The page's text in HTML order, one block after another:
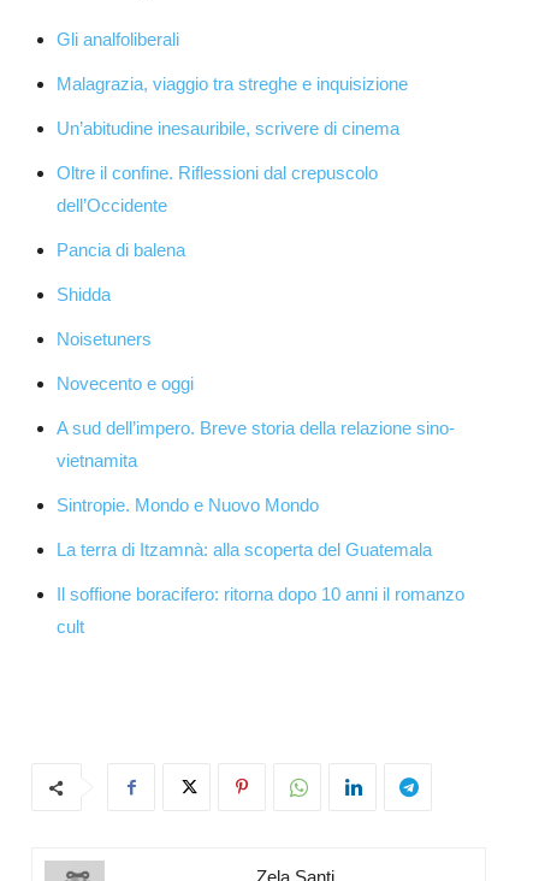
Gli analfoliberali
Malagrazia, viaggio tra streghe e inquisizione
Un’abitudine inesauribile, scrivere di cinema
Oltre il confine. Riflessioni dal crepuscolo
dell’Occidente
Pancia di balena
Shidda
Noisetuners
Novecento e oggi
A sud dell’impero. Breve storia della relazione sino-
vietnamita
Sintropie. Mondo e Nuovo Mondo
La terra di Itzamnà: alla scoperta del Guatemala
Il soffione boracifero: ritorna dopo 10 anni il romanzo
cult